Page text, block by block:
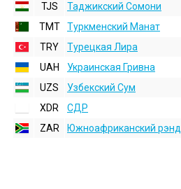
TJS
Таджикский Сомони
TMT
Туркменский Манат
TRY
Турецкая Лира
UAH
Украинская Гривна
UZS
Узбекский Сум
XDR
СДР
ZAR
Южноафриканский рэнд